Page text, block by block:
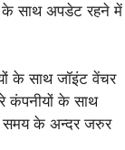
के साथ अपडेट रहने में
के साथ जॉइंट वेंचर
कंपनीयों के साथ
समय के अन्दर जरुर